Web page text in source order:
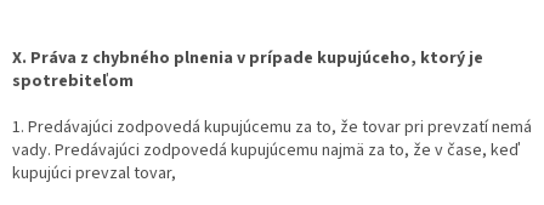
X. Práva z chybného plnenia v prípade kupujúceho, ktorý je
spotrebiteľom
1. Predávajúci zodpovedá kupujúcemu za to, že tovar pri prevzatí nemá
vady. Predávajúci zodpovedá kupujúcemu najmä za to, že v čase, keď
kupujúci prevzal tovar,